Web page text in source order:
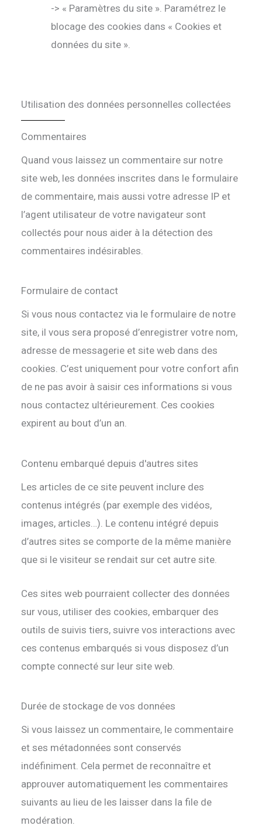
-> « Paramètres du site ». Paramétrez le
blocage des cookies dans « Cookies et
données du site ».
Utilisation des données personnelles collectées
Commentaires
Quand vous laissez un commentaire sur notre
site web, les données inscrites dans le formulaire
de commentaire, mais aussi votre adresse IP et
l’agent utilisateur de votre navigateur sont
collectés pour nous aider à la détection des
commentaires indésirables.
Formulaire de contact
Si vous nous contactez via le formulaire de notre
site, il vous sera proposé d’enregistrer votre nom,
adresse de messagerie et site web dans des
cookies. C’est uniquement pour votre confort afin
de ne pas avoir à saisir ces informations si vous
nous contactez ultérieurement. Ces cookies
expirent au bout d’un an.
Contenu embarqué depuis d'autres sites
Les articles de ce site peuvent inclure des
contenus intégrés (par exemple des vidéos,
images, articles…). Le contenu intégré depuis
d’autres sites se comporte de la même manière
que si le visiteur se rendait sur cet autre site.
Ces sites web pourraient collecter des données
sur vous, utiliser des cookies, embarquer des
outils de suivis tiers, suivre vos interactions avec
ces contenus embarqués si vous disposez d’un
compte connecté sur leur site web.
Durée de stockage de vos données
Si vous laissez un commentaire, le commentaire
et ses métadonnées sont conservés
indéfiniment. Cela permet de reconnaître et
approuver automatiquement les commentaires
suivants au lieu de les laisser dans la file de
modération.